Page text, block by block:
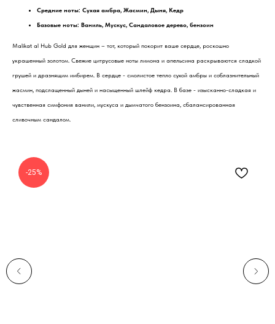
Средние ноты: Сухая амбра, Жасмин, Дыня, Кедр
Базовые ноты: Ваниль, Мускус, Сандаловое дерево, бензоин
Malikat al Hub Gold для женщин – тот, который покорит ваше сердце, роскошно
украшенный золотом. Свежие цитрусовые ноты лимона и апельсина раскрываются сладкой
грушей и дразнящим имбирем. В сердце - смолистое тепло сухой амбры и соблазнительный
жасмин, подслащенный дыней и насыщенный шлейф кедра. В базе - изысканно-сладкая и
чувственная симфония ванили, мускуса и дымчатого бензоина, сбалансированная
сливочным сандалом.
-25%